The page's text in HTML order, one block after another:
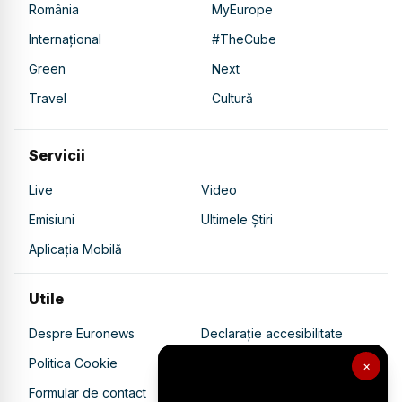
×
România
MyEurope
Internațional
#TheCube
Green
Next
Travel
Cultură
Servicii
Live
Video
Emisiuni
Ultimele Știri
Aplicația Mobilă
Utile
Despre Euronews
Declarație accesibilitate
Politica Cookie
Politica de confidențialitate
Formular de contact